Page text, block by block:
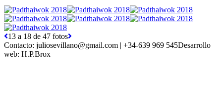
13 a 18 de 47 fotos
Contacto: juliosevillano@gmail.com | +34-639 969 545Desarrollo
web: H.P.Brox